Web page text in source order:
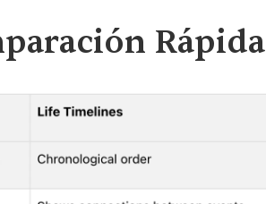
Rápida